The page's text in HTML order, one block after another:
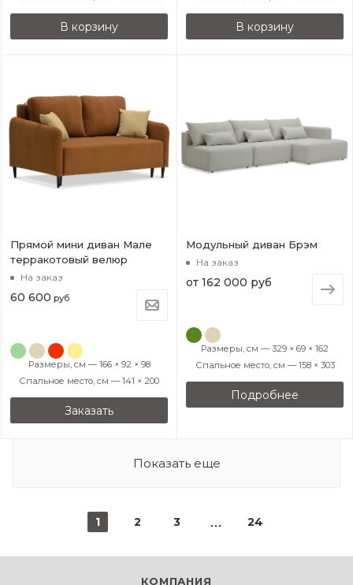
В корзину В корзину
Прямой мини диван Мале
терракотовый велюр
На заказ
60 600 руб
Размеры, см — 166 × 92 × 98
Спальное место, см — 141 × 200
Заказать
Модульный диван Брэм
На заказ
от 162 000 руб
Размеры, см — 329 × 69 × 162
Спальное место, см — 158 × 303
Подробнее
Показать еще
1 2 3 24
КОМПАНИЯ